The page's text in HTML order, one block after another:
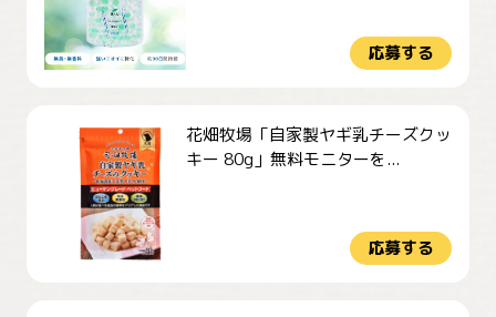
応募する
花畑牧場「自家製ヤギ乳チーズクッ
キー 80g」無料モニターを...
応募する